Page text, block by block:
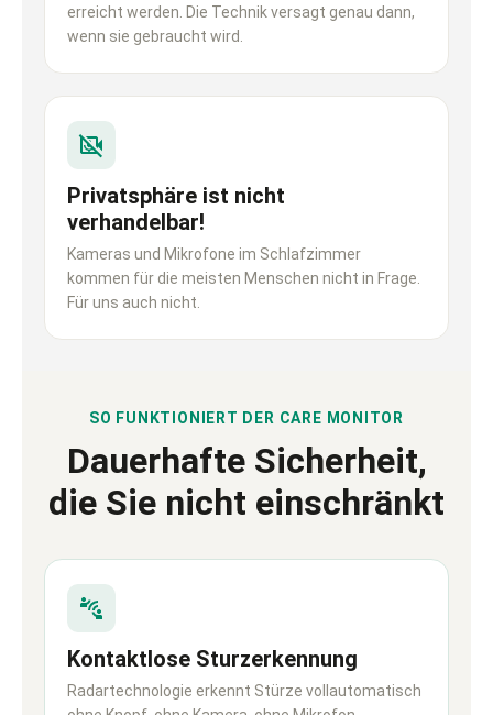
erreicht werden. Die Technik versagt genau dann,
wenn sie gebraucht wird.
Privatsphäre ist nicht
verhandelbar!
Kameras und Mikrofone im Schlafzimmer
kommen für die meisten Menschen nicht in Frage.
Für uns auch nicht.
SO FUNKTIONIERT DER CARE MONITOR
Dauerhafte Sicherheit,
die Sie nicht einschränkt
Kontaktlose Sturzerkennung
Radartechnologie erkennt Stürze vollautomatisch